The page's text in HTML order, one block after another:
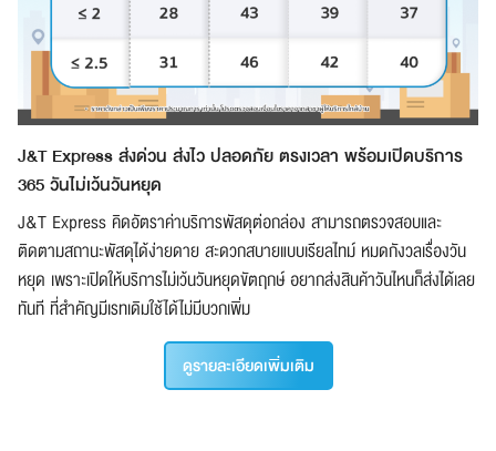
J&T Express ส่งด่วน ส่งไว ปลอดภัย ตรงเวลา พร้อมเปิดบริการ
365 วันไม่เว้นวันหยุด
J&T Express คิดอัตราค่าบริการพัสดุต่อกล่อง สามารถตรวจสอบและ
ติดตามสถานะพัสดุได้ง่ายดาย สะดวกสบายแบบเรียลไทม์ หมดกังวลเรื่องวัน
หยุด เพราะเปิดให้บริการไม่เว้นวันหยุดขัตฤกษ์ อยากส่งสินค้าวันไหนก็ส่งได้เลย
ทันที ที่สำคัญมีเรทเดิมใช้ได้ไม่มีบวกเพิ่ม
ดูรายละเอียดเพิ่มเติม